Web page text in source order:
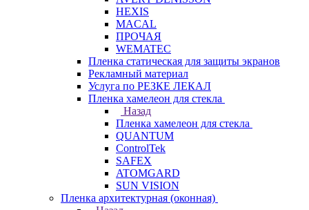
HEXIS
MACAL
ПРОЧАЯ
WEMATEC
Пленка статическая для защиты экранов
Рекламный материал
Услуга по РЕЗКЕ ЛЕКАЛ
Пленка хамелеон для стекла
Назад
Пленка хамелеон для стекла
QUANTUM
ControlTek
SAFEX
ATOMGARD
SUN VISION
Пленка архитектурная (оконная)